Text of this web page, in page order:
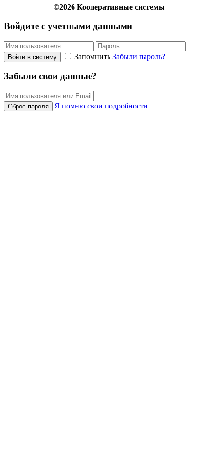
©2026 Кооперативные системы
Войдите с учетными данными
Войти в систему Запомнить Забыли пароль?
Забыли свои данные?
Сброс пароля Я помню свои подробности